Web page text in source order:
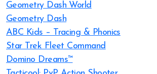
Geometry Dash World
Geometry Dash
ABC Kids – Tracing & Phonics
Star Trek Fleet Command
Domino Dreams™